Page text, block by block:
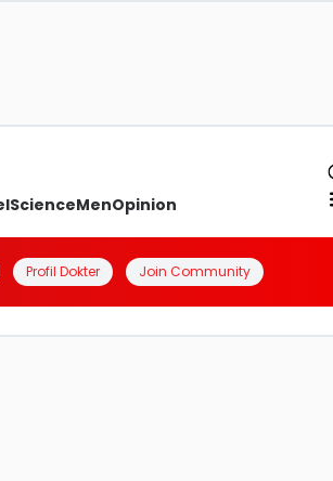
ScienceMenOpinion
Profil Dokter Join Community